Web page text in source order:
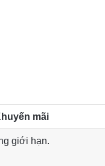
mãi
giới hạn.